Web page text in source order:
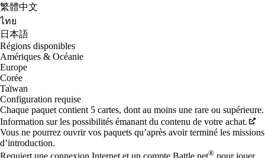
繁體中文
ไทย
日本語
Régions disponibles
Amériques & Océanie
Europe
Corée
Taïwan
Configuration requise
Chaque paquet contient 5 cartes, dont au moins une rare ou supérieure.
Information sur les possibilités émanant du contenu de votre achat.
Vous ne pourrez ouvrir vos paquets qu’après avoir terminé les missions
d’introduction.
Requiert une connexion Internet et un compte Battle.net® pour jouer.